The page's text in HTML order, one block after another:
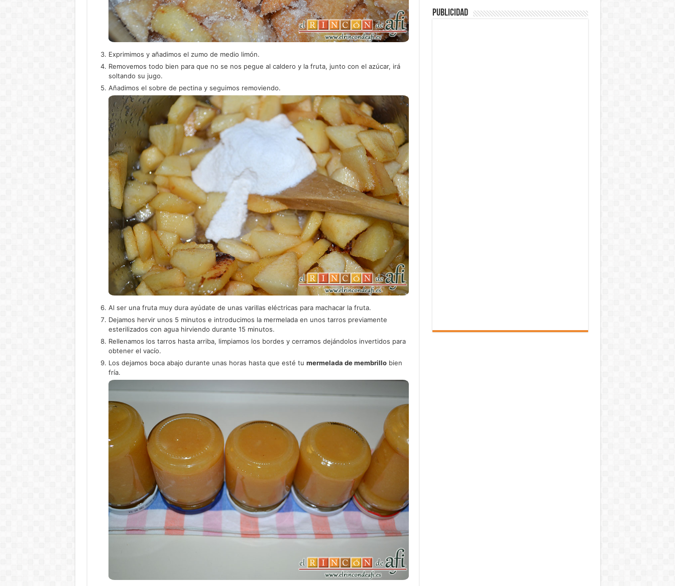
Exprimimos y añadimos el zumo de medio limón.
Removemos todo bien para que no se nos pegue al caldero y la fruta, junto con el azúcar, irá
soltando su jugo.
Añadimos el sobre de pectina y seguimos removiendo.
Al ser una fruta muy dura ayúdate de unas varillas eléctricas para machacar la fruta.
Dejamos hervir unos 5 minutos e introducimos la mermelada en unos tarros previamente
esterilizados con agua hirviendo durante 15 minutos.
Rellenamos los tarros hasta arriba, limpiamos los bordes y cerramos dejándolos invertidos para
obtener el vacío.
Los dejamos boca abajo durante unas horas hasta que esté tu mermelada de membrillobien
fría.
Publicidad